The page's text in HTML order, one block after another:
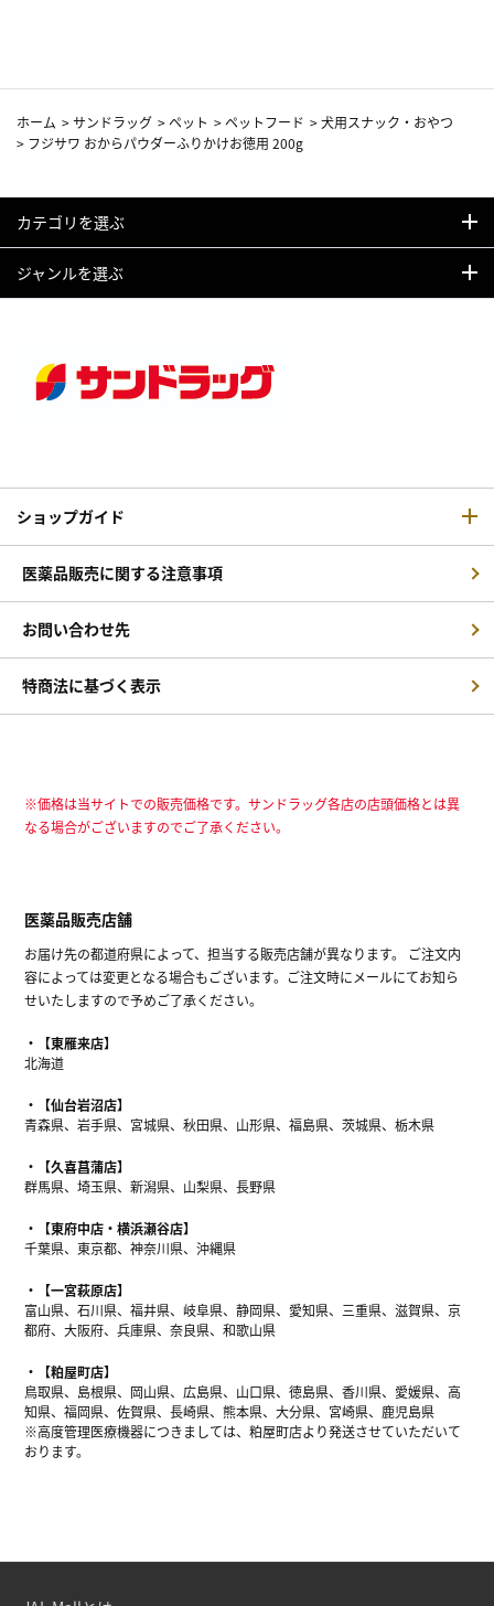
ホーム >サンドラッグ >ペット >ペットフード >犬用スナック・おやつ
> フジサワ おからパウダーふりかけお徳用 200g
カテゴリを選ぶ
ジャンルを選ぶ
ショップガイド
医薬品販売に関する注意事項
お問い合わせ先
特商法に基づく表示
※価格は当サイトでの販売価格です。サンドラッグ各店の店頭価格とは異
なる場合がございますのでご了承ください。
医薬品販売店舗
お届け先の都道府県によって、担当する販売店舗が異なります。 ご注文内
容によっては変更となる場合もございます。ご注文時にメールにてお知ら
せいたしますので予めご了承ください。
【東雁来店】
北海道
【仙台岩沼店】
青森県、岩手県、宮城県、秋田県、山形県、福島県、茨城県、栃木県
【久喜菖蒲店】
群馬県、埼玉県、新潟県、山梨県、長野県
【東府中店・横浜瀬谷店】
千葉県、東京都、神奈川県、沖縄県
【一宮萩原店】
富山県、石川県、福井県、岐阜県、静岡県、愛知県、三重県、滋賀県、京
都府、大阪府、兵庫県、奈良県、和歌山県
【粕屋町店】
鳥取県、島根県、岡山県、広島県、山口県、徳島県、香川県、愛媛県、高
知県、福岡県、佐賀県、長崎県、熊本県、大分県、宮崎県、鹿児島県
※高度管理医療機器につきましては、粕屋町店より発送させていただいて
おります。